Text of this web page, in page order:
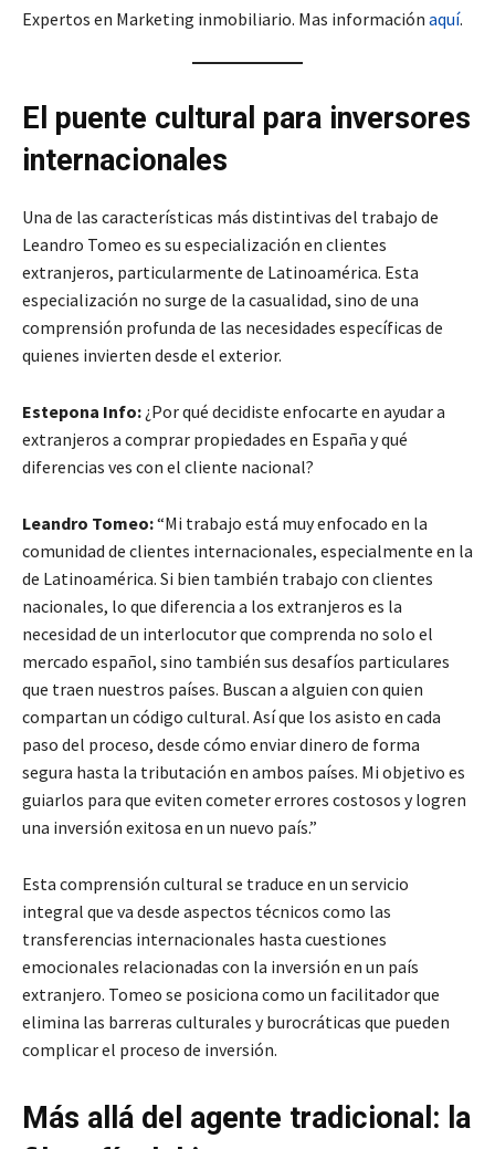
Expertos en Marketing inmobiliario. Mas información aquí.
El puente cultural para inversores
internacionales
Una de las características más distintivas del trabajo de
Leandro Tomeo es su especialización en clientes
extranjeros, particularmente de Latinoamérica. Esta
especialización no surge de la casualidad, sino de una
comprensión profunda de las necesidades específicas de
quienes invierten desde el exterior.
Estepona Info: ¿Por qué decidiste enfocarte en ayudar a
extranjeros a comprar propiedades en España y qué
diferencias ves con el cliente nacional?
Leandro Tomeo:“Mi trabajo está muy enfocado en la
comunidad de clientes internacionales, especialmente en la
de Latinoamérica. Si bien también trabajo con clientes
nacionales, lo que diferencia a los extranjeros es la
necesidad de un interlocutor que comprenda no solo el
mercado español, sino también sus desafíos particulares
que traen nuestros países. Buscan a alguien con quien
compartan un código cultural. Así que los asisto en cada
paso del proceso, desde cómo enviar dinero de forma
segura hasta la tributación en ambos países. Mi objetivo es
guiarlos para que eviten cometer errores costosos y logren
una inversión exitosa en un nuevo país.”
Esta comprensión cultural se traduce en un servicio
integral que va desde aspectos técnicos como las
transferencias internacionales hasta cuestiones
emocionales relacionadas con la inversión en un país
extranjero. Tomeo se posiciona como un facilitador que
elimina las barreras culturales y burocráticas que pueden
complicar el proceso de inversión.
Más allá del agente tradicional: la